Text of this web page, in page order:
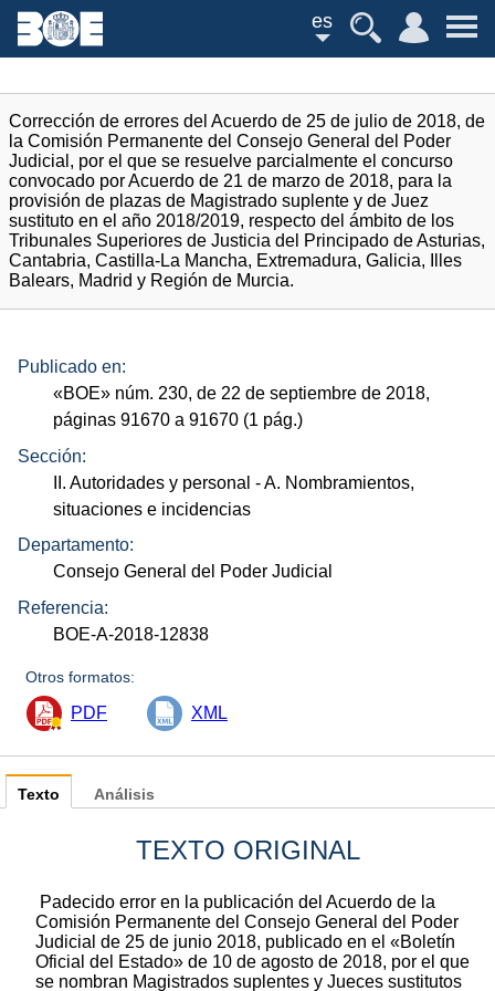
es
Corrección de errores del Acuerdo de 25 de julio de 2018, de
la Comisión Permanente del Consejo General del Poder
Judicial, por el que se resuelve parcialmente el concurso
convocado por Acuerdo de 21 de marzo de 2018, para la
provisión de plazas de Magistrado suplente y de Juez
sustituto en el año 2018/2019, respecto del ámbito de los
Tribunales Superiores de Justicia del Principado de Asturias,
Cantabria, Castilla-La Mancha, Extremadura, Galicia, Illes
Balears, Madrid y Región de Murcia.
Publicado en:
«BOE» núm. 230, de 22 de septiembre de 2018,
páginas 91670 a 91670 (1 pág.)
Sección:
II. Autoridades y personal - A. Nombramientos,
situaciones e incidencias
Departamento:
Consejo General del Poder Judicial
Referencia:
BOE-A-2018-12838
Otros formatos:
PDF XML
Texto
TEXTO ORIGINAL
Padecido error en la publicación del Acuerdo de la
Comisión Permanente del Consejo General del Poder
Judicial de 25 de junio 2018, publicado en el «Boletín
Oficial del Estado» de 10 de agosto de 2018, por el que
se nombran Magistrados suplentes y Jueces sustitutos
Análisis